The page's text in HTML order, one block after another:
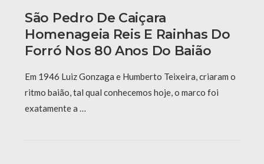
São Pedro De Caiçara
Homenageia Reis E Rainhas Do
Forró Nos 80 Anos Do Baião
Em 1946 Luiz Gonzaga e Humberto Teixeira, criaram o
ritmo baião, tal qual conhecemos hoje, o marco foi
exatamente a …